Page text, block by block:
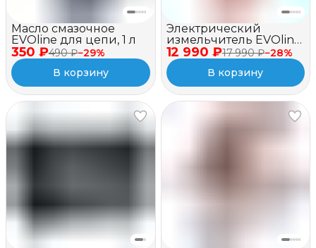
350 ₽490 ₽−29%
Масло смазочное
EVOline для цепи, 1 л
В корзину
12 990 ₽17 990 ₽−28%
Электрический
измельчитель EVOline
BSE 2500
В корзину